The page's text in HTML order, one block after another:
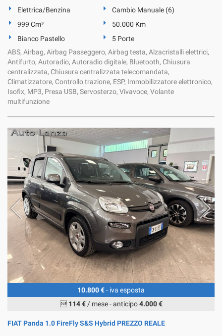
Elettrica/Benzina
Cambio Manuale (6)
999 Cm³
50.000 Km
Bianco Pastello
5 Porte
ABS, Airbag, Airbag Passeggero, Airbag testa, Alzacristalli elettrici,
Antifurto, Autoradio, Autoradio digitale, Bluetooth, Chiusura
centralizzata, Chiusura centralizzata telecomandata,
Climatizzatore, Controllo trazione, ESP, Immobilizzatore elettronico,
Isofix, MP3, Presa USB, Servosterzo, Vivavoce, Volante
multifunzione
10.800 €- iva esposta
 114 €/ mese-anticipo4.000 €
FIAT Panda 1.0 FireFly S&S Hybrid PREZZO REALE
Salva
impostazioni